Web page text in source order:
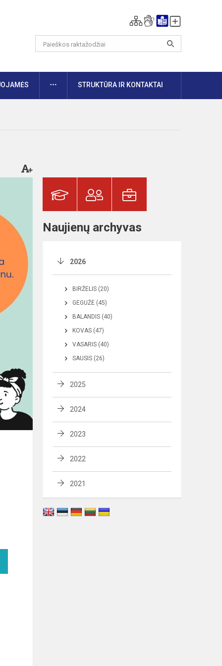
DAUGIAUSTRUKTŪRA IR KONTAKTAI
Naujienų archyvas
2026
BIRŽELIS (20)
GEGUŽĖ (45)
BALANDIS (40)
KOVAS (47)
VASARIS (40)
SAUSIS (26)
2025
2024
2023
2022
2021